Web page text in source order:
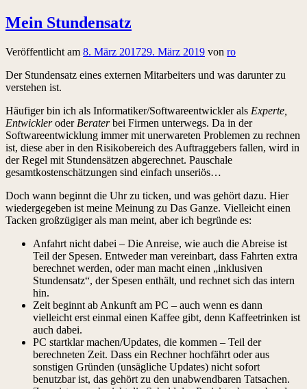
Mein Stundensatz
Veröffentlicht am 8. März 201729. März 2019 von ro
Der Stundensatz eines externen Mitarbeiters und was darunter zu
verstehen ist.
Häufiger bin ich als Informatiker/Softwareentwickler als Experte,
Entwickleroder Beraterbei Firmen unterwegs. Da in der
Softwareentwicklung immer mit unerwareten Problemen zu rechnen
ist, diese aber in den Risikobereich des Auftraggebers fallen, wird in
der Regel mit Stundensätzen abgerechnet. Pauschale
gesamtkostenschätzungen sind einfach unseriös…
Doch wann beginnt die Uhr zu ticken, und was gehört dazu. Hier
wiedergegeben ist meine Meinung zu Das Ganze. Vielleicht einen
Tacken großzügiger als man meint, aber ich begründe es:
Anfahrt nicht dabei – Die Anreise, wie auch die Abreise ist
Teil der Spesen. Entweder man vereinbart, dass Fahrten extra
berechnet werden, oder man macht einen „inklusiven
Stundensatz“, der Spesen enthält, und rechnet sich das intern
hin.
Zeit beginnt ab Ankunft am PC – auch wenn es dann
vielleicht erst einmal einen Kaffee gibt, denn Kaffeetrinken ist
auch dabei.
PC startklar machen/Updates, die kommen – Teil der
berechneten Zeit. Dass ein Rechner hochfährt oder aus
sonstigen Gründen (unsägliche Updates) nicht sofort
benutzbar ist, das gehört zu den unabwendbaren Tatsachen.